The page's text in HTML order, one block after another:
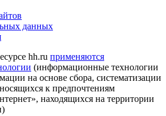
данных
hh.ru применяются
(информационные технологии
на основе сбора, систематизации
к предпочтениям
находящихся на территории